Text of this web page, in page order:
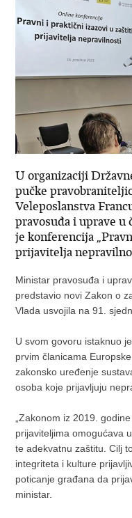
U organizaciji
pučke
Veleposlanstva
pravosuđa i uprave u
je konferencija
prijavitelja
Ministar pravosuđa i
predstavio novi Zakon o
Vlada usvojila na 91.
U svom govoru istaknuo
prvim članicama
zakonsko uređenje
osoba koje prijavljuju
„Zakonom iz 2019.
prijaviteljima omogućava
te adekvatnu zaštitu. Cilj
integriteta i kulture
poticanje građana da
ministar.